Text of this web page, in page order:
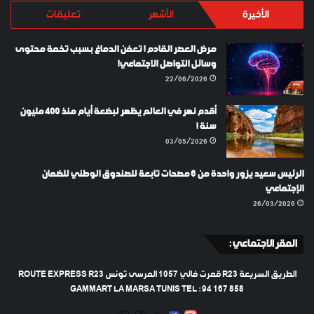
الأخيرة الأشهر تعليقات
مرض العصر القادم ! تعفن الدماغ بسبب تخمة محتوى
وسائل التواصل الاجتماعي!
22/06/2026
أقدم نهر في العالم يظهر لبضعة أيام منذ 400 مليون
سنة !
03/05/2026
الرئيس سعيد يزور واحدة من 6 مصحات تابعة للصندوق الوطني للضمان
الإجتماعي
26/03/2026
المقر الاجتماعي :
الطريق السريعة R23 قمرت فالي 1057 المرسى تونس ROUTE EXPRESS R23
GAMMART LA MARSA TUNIS TEL : 94 167 858